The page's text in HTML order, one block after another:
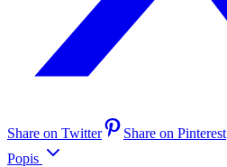
Share on Twitter Share on Pinterest
Popis